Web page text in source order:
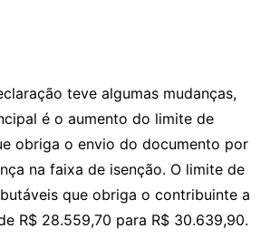
teve algumas mudanças,
é o aumento do limite de
obriga o envio do documento por
na faixa de isenção. O limite de
que obriga o contribuinte a
R$ 28.559,70 para R$ 30.639,90.